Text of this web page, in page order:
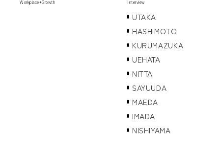
UTAKA
HASHIMOTO
KURUMAZUKA
UEHATA
NITTA
SAYUUDA
MAEDA
IMADA
NISHIYAMA